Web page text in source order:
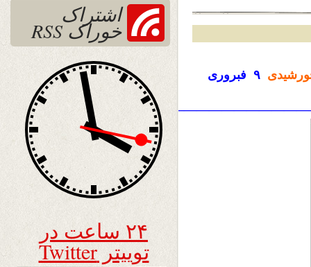
فبروری
اشتراک
خوراک RSS
۲۴ ساعت در
توییتر Twitter